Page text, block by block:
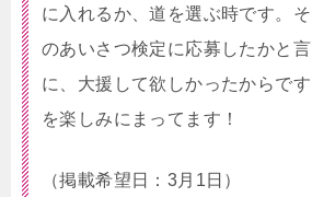
に入れるか、道を選ぶ時です。
のあいさつ検定に応募したかと
に、大援して欲しかったからで
を楽しみにまってます！
（掲載希望日：3月1日）